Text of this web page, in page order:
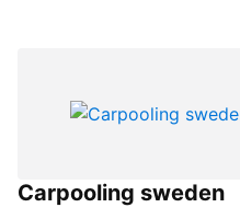
Carpooling sweden